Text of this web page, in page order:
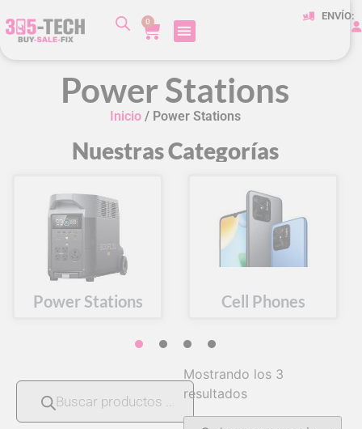
0 ENVÍO:
Power Stations
Inicio/ Power Stations
Nuestras Categorías
Accessories Game
Mostrando los 3
resultados